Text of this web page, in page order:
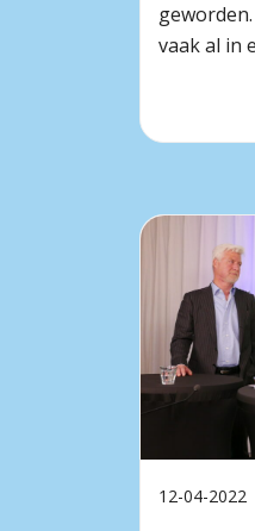
vaak al in
12-04-2022